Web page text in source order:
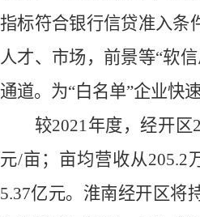
指标符合银行信贷准入条
人才、市场，前景等“软
通道。为“白名单”企业快
较2021年度，经开区
元/亩；亩均营收从205.2
5.37亿元。淮南经开区将